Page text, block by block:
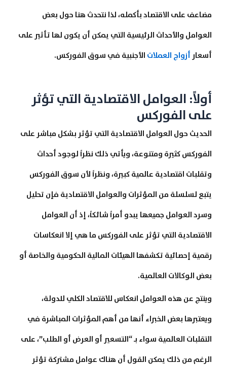
مضاعف على الاقتصاد بأكمله، لذا نتحدث هنا حول بعض
العوامل والأحداث الرئيسية التي يمكن أن يكون لها تأثير على
أسعار أزواج العملات الأجنبية في سوق الفوركس.
أولاً: العوامل الاقتصادية التي تؤثر
على الفوركس
الحديث حول العوامل الاقتصادية التي تؤثر بشكل مباشر على
الفوركس كثيرة ومتنوعة، ويأتي ذلك نظراً لوجود أحداث
وتقلبات اقتصادية عالمية كبيرة، ونظراً لأن سوق الفوركس
يتبع لسلسلة من المؤثرات والعوامل الاقتصادية فإن تحليل
وسرد العوامل جميعها يبدو أمراً شائكاً، إذ أن العوامل
الاقتصادية التي تؤثر على الفوركس ما هي إلا انعكاسات
رقمية إحصائية تكشفها الهيئات المالية الحكومية والخاصة أو
بعض الوكالات العالمية.
وينتج عن هذه العوامل انعكاس للاقتصاد الكلي للدولة،
ويعتبرها بعض الخبراء أنها من أهم المؤثرات المباشرة في
التقلبات العالمية سواء بـ “التسعير أو العرض أو الطلب”، على
الرغم من ذلك يمكن القول أن هناك عوامل مشتركة تؤثر